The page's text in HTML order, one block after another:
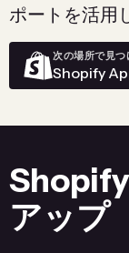
ポートを活用
次の場所で見つ
Shopify
アップ